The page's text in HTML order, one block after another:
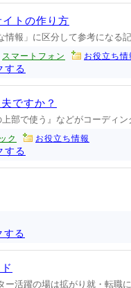
トの作り方
報」に区分して参考になる
スマートフォン お役立ち情
する
ですか？
部で使う』などがコーディ
ク お役立ち情報
する
する
活躍の場は拡がり就・転職